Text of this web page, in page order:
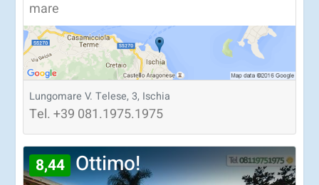
mare
Lungomare V. Telese, 3, Ischia
Tel.+39 081.1975.1975
8,44 Ottimo!